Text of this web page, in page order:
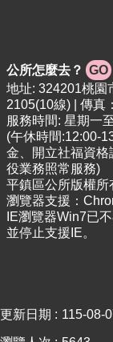
公所怎麼去？ GO
地址: 324201桃園
2105(10線) | 傳真
服務時間: 星期一
(午休時間:12:00-
金、開立社福資
役業務照常服務)
平鎮區公所版權
瀏覽器支援：
IE瀏覽器Win7已
並停止支援IE。
更新日期 115-08-